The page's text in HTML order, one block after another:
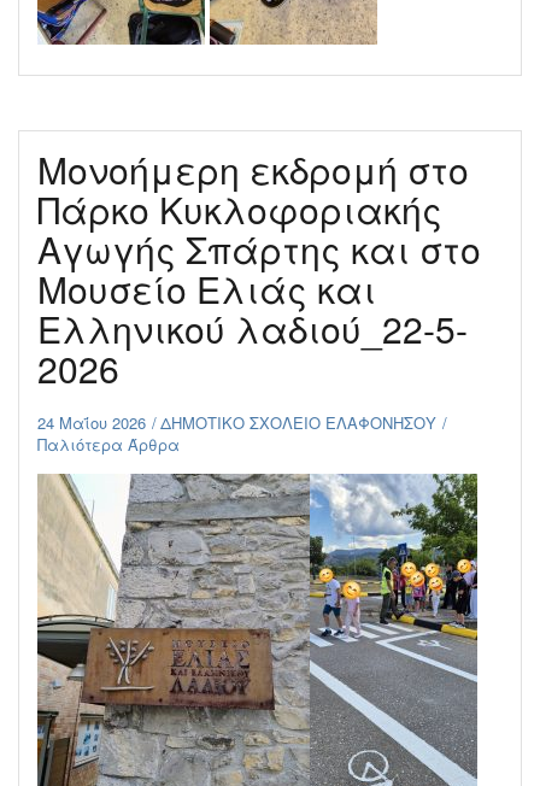
Μονοήμερη εκδρομή στο
Πάρκο Κυκλοφοριακής
Αγωγής Σπάρτης και στο
Μουσείο Ελιάς και
Ελληνικού λαδιού_22-5-
2026
24 Μαΐου 2026
ΔΗΜΟΤΙΚΟ ΣΧΟΛΕΙΟ ΕΛΑΦΟΝΗΣΟΥ
Παλιότερα Άρθρα